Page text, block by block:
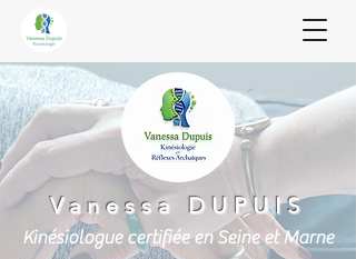
Vanessa DUPUIS
Kinésiologue certifiée en Seine et Marne